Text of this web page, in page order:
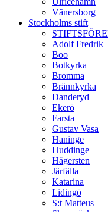
Vänersborg
Stockholms stift
Adolf Fredrik
Boo
Botkyrka
Bromma
Brännkyrka
Danderyd
Ekerö
Farsta
Gustav Vasa
Haninge
Huddinge
Hägersten
Järfälla
Katarina
Lidingö
S:t Matteus